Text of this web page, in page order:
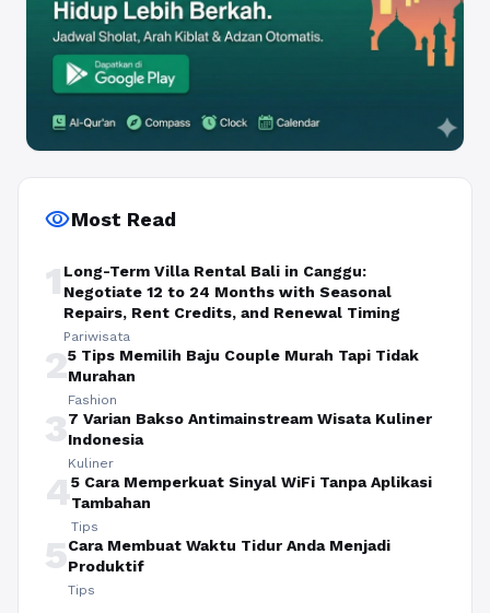
visibilityMost Read
1 Long-Term Villa Rental Bali in Canggu:
Negotiate 12 to 24 Months with Seasonal
Repairs, Rent Credits, and Renewal Timing
Pariwisata
25 Tips Memilih Baju Couple Murah Tapi Tidak
Murahan
Fashion
37 Varian Bakso Antimainstream Wisata Kuliner
Indonesia
Kuliner
45 Cara Memperkuat Sinyal WiFi Tanpa Aplikasi
Tambahan
Tips
5Cara Membuat Waktu Tidur Anda Menjadi
Produktif
Tips